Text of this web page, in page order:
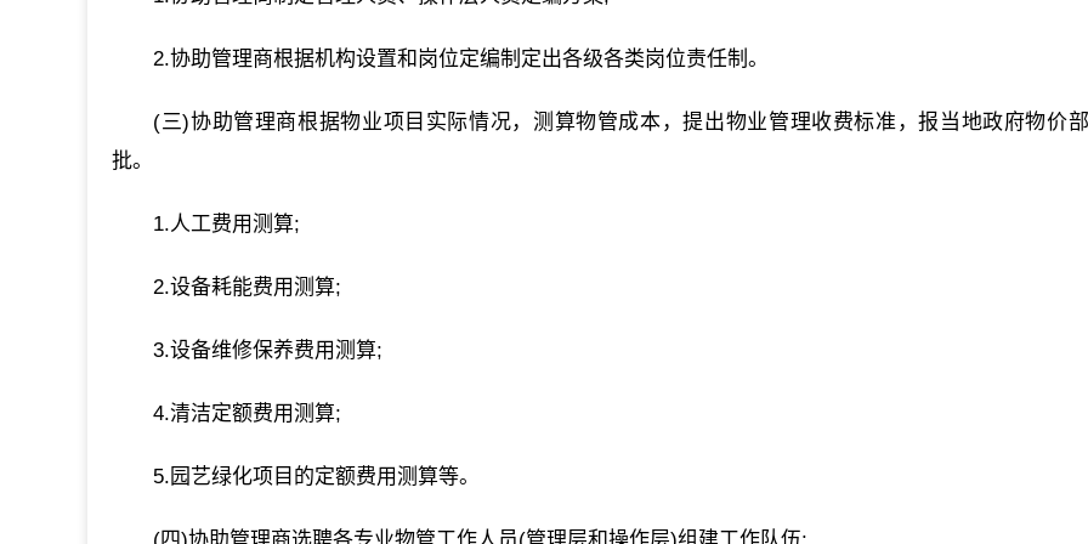
2.协助管理商根据机构设置和岗位定编制定出各级各类岗位责任制。
(三)协助管理商根据物业项目实际情况，测算物管成本，提出物业管理收费标准，报当地政府物价
批。
1.人工费用测算;
2.设备耗能费用测算;
3.设备维修保养费用测算;
4.清洁定额费用测算;
5.园艺绿化项目的定额费用测算等。